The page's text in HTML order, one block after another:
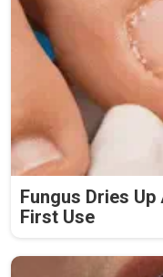
Fungus Dries
First Use